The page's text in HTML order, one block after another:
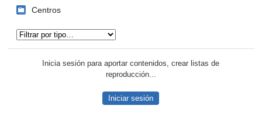
Centros
Inicia sesión para aportar contenidos, crear listas de
reproducción...
Iniciar sesión